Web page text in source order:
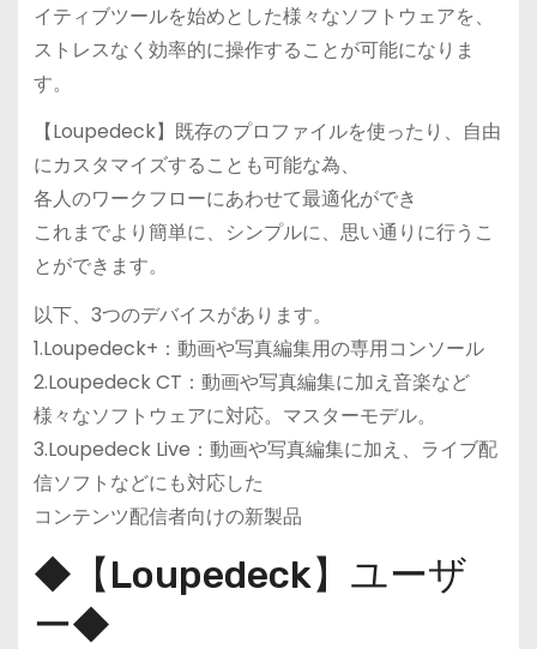
イティブツールを始めとした様々なソフトウェアを、
ストレスなく効率的に操作することが可能になりま
す。
【Loupedeck】既存のプロファイルを使ったり、自由
にカスタマイズすることも可能な為、
各人のワークフローにあわせて最適化ができ
これまでより簡単に、シンプルに、思い通りに行うこ
とができます。
以下、3つのデバイスがあります。
1.Loupedeck+：動画や写真編集用の専用コンソール
2.Loupedeck CT：動画や写真編集に加え音楽など
様々なソフトウェアに対応。マスターモデル。
3.Loupedeck Live：動画や写真編集に加え、ライブ配
信ソフトなどにも対応した
コンテンツ配信者向けの新製品
◆【Loupedeck】ユーザ
ー◆